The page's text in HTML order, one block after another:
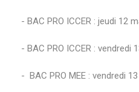
- BAC PRO ICCER : jeudi 12
- BAC PRO ICCER : vendredi
- BAC PRO MEE : vendredi